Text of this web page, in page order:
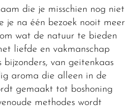
die je misschien nog niet
na één bezoek nooit meer
wat de natuur te bieden
liefde en vakmanschap
van geitenkaas
aroma die alleen in de
gemaakt tot boshoning
methodes wordt